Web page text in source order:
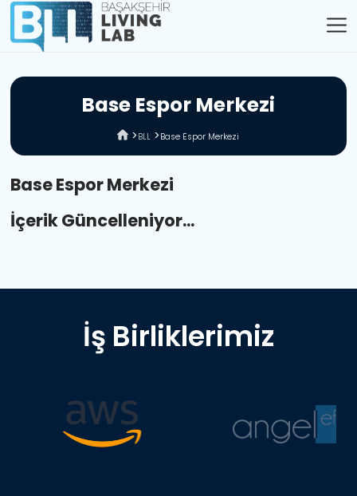
Base Espor Merkezi
BLL Base Espor Merkezi
Base Espor Merkezi
İçerik Güncelleniyor...
İş Birliklerimiz